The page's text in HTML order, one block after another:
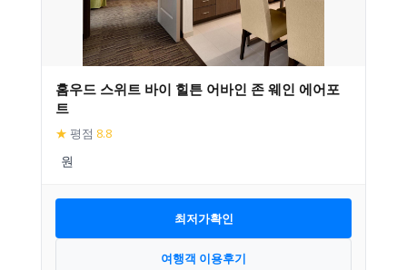
홈우드 스위트 바이 힐튼 어바인 존 웨인 에어포
트
★ 평점 8.8
최저가확인
여행객 이용후기